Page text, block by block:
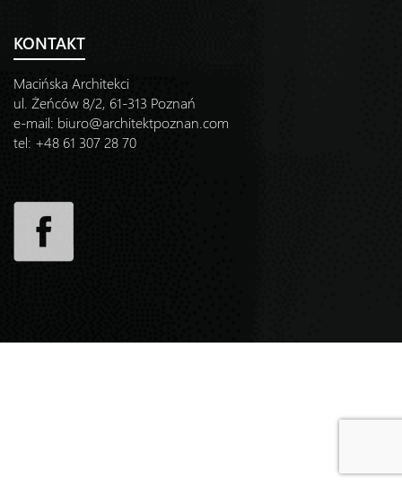
KONTAKT
Macińska Architekci
ul. Żeńców 8/2, 61-313 Poznań
e-mail: biuro@architektpoznan.com
tel: +48 61 307 28 70